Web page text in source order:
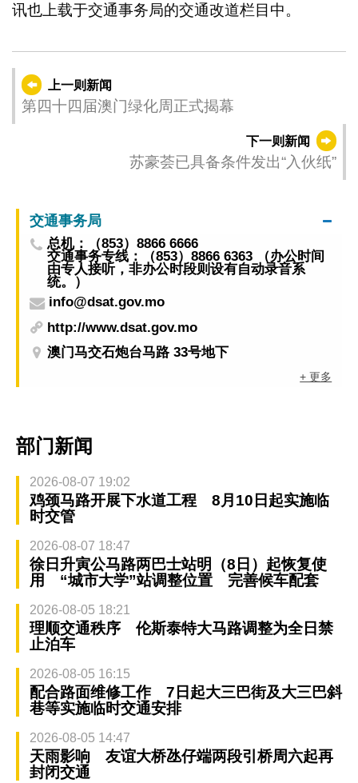
讯也上载于交通事务局的交通改道栏目中。
上一则新闻
第四十四届澳门绿化周正式揭幕
下一则新闻
苏豪荟已具备条件发出“入伙纸”
交通事务局
总机：（853）8866 6666
交通事务专线：（853）8866 6363 （办公时间
由专人接听，非办公时段则设有自动录音系
统。）
info@dsat.gov.mo
http://www.dsat.gov.mo
澳门马交石炮台马路 33号地下
+ 更多
部门新闻
2026-08-07 19:02
鸡颈马路开展下水道工程 8月10日起实施临
时交管
2026-08-07 18:47
徐日升寅公马路两巴士站明（8日）起恢复使
用 “城市大学”站调整位置 完善候车配套
2026-08-05 18:21
理顺交通秩序 伦斯泰特大马路调整为全日禁
止泊车
2026-08-05 16:15
配合路面维修工作 7日起大三巴街及大三巴斜
巷等实施临时交通安排
2026-08-05 14:47
天雨影响 友谊大桥氹仔端两段引桥周六起再
封闭交通